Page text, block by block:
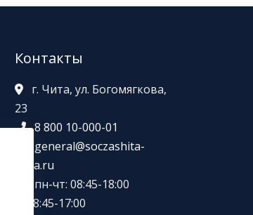
Контакты
г. Чита, ул. Богомягкова,
23
8 800 10-000-01
general@soczashita-
chita.ru
пн-чт: 08:45-18:00
пт: 8:45-17:00